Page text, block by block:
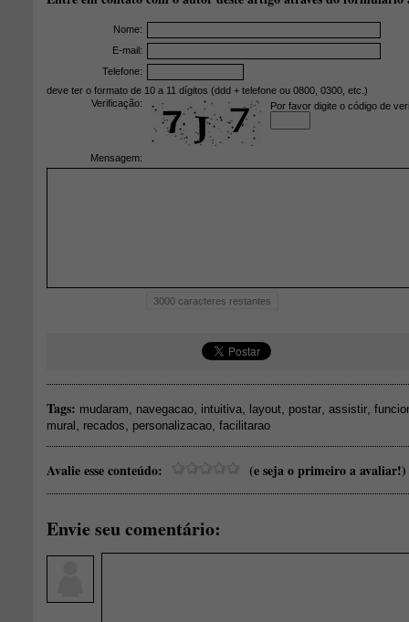
Nome:
E-mail:
Telefone:
deve ter o formato de 10 a 11 dígitos (ddd + telefone ou 0800, 0300, etc.)
Verificação:
Por favor digite o código de
Mensagem:
3000 caracteres restantes
Tags: mudaram navegacao intuitiva layout postar assistir
mural
recados personalizacao facilitarao
Avalie esse conteúdo: (e seja o primeiro a avaliar!)
Envie seu comentário: